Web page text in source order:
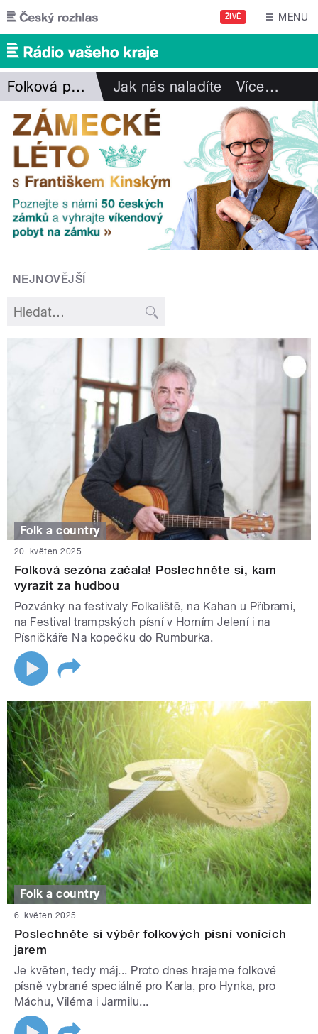
Přejít k hlavnímu obsahu
ŽIVĚ MENU
Folková pohlazení Jak nás naladíte Více…
NEJNOVĚJŠÍ
Folk a country
20. květen 2025
Folková sezóna začala! Poslechněte si, kam
vyrazit za hudbou
Pozvánky na festivaly Folkaliště, na Kahan u Příbrami,
na Festival trampských písní v Horním Jelení i na
Písničkáře Na kopečku do Rumburka.
Folk a country
6. květen 2025
Poslechněte si výběr folkových písní vonících
jarem
Je květen, tedy máj... Proto dnes hrajeme folkové
písně vybrané speciálně pro Karla, pro Hynka, pro
Máchu, Viléma i Jarmilu...